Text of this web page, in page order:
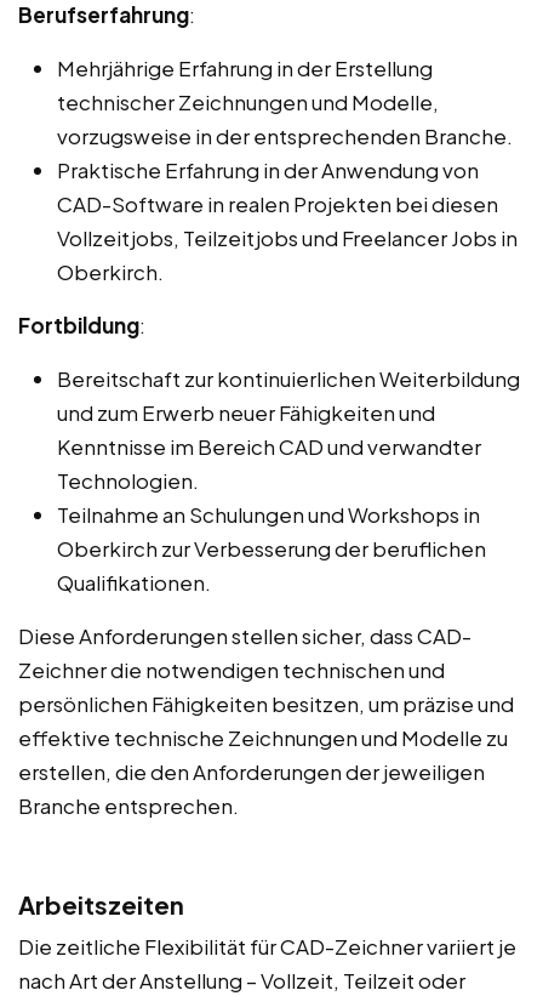
Berufserfahrung:
Mehrjährige Erfahrung in der Erstellung
technischer Zeichnungen und Modelle,
vorzugsweise in der entsprechenden Branche.
Praktische Erfahrung in der Anwendung von
CAD-Software in realen Projekten bei diesen
Vollzeitjobs, Teilzeitjobs und Freelancer Jobs in
Oberkirch.
Fortbildung:
Bereitschaft zur kontinuierlichen Weiterbildung
und zum Erwerb neuer Fähigkeiten und
Kenntnisse im Bereich CAD und verwandter
Technologien.
Teilnahme an Schulungen und Workshops in
Oberkirch zur Verbesserung der beruflichen
Qualifikationen.
Diese Anforderungen stellen sicher, dass CAD-
Zeichner die notwendigen technischen und
persönlichen Fähigkeiten besitzen, um präzise und
effektive technische Zeichnungen und Modelle zu
erstellen, die den Anforderungen der jeweiligen
Branche entsprechen.
Arbeitszeiten
Die zeitliche Flexibilität für CAD-Zeichner variiert je
nach Art der Anstellung – Vollzeit, Teilzeit oder